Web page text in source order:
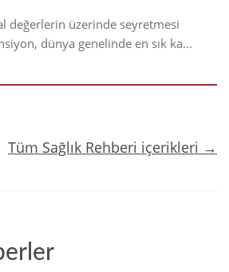
değerlerin üzerinde seyretmesi
dünya genelinde en sık ka...
Tüm Sağlık Rehberi içerikleri →